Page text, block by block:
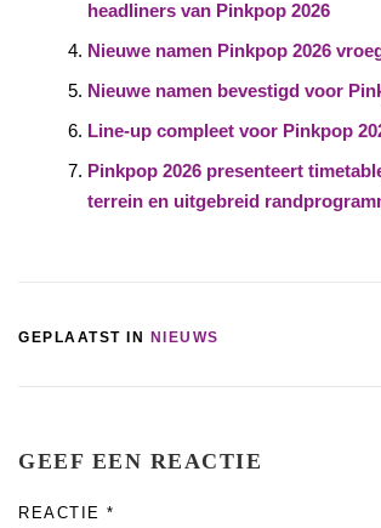
headliners van Pinkpop 2026
Nieuwe namen Pinkpop 2026
Nieuwe namen bevestigd voor
Line-up compleet voor Pinkpop
Pinkpop 2026 presenteert
terrein en uitgebreid
GEPLAATST IN NIEUWS
GEEF EEN REACTIE
REACTIE *